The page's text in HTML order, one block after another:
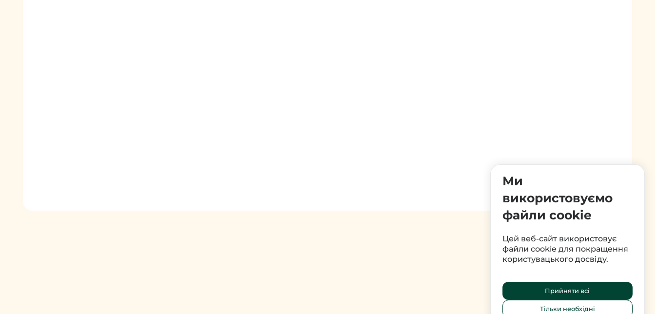
Ми
використовуємо
файли cookie
Цей веб-сайт використовує
файли cookie для покращення
користувацького досвіду.
Прийняти всі
Тільки необхідні